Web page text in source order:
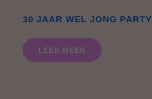
30 JAAR WEL JONG PARTY
LEES MEER